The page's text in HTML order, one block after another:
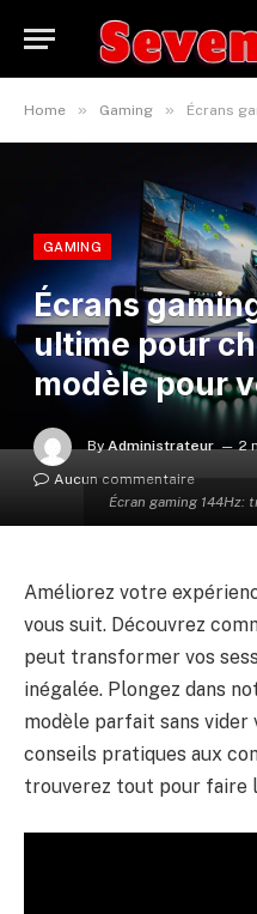
Home » Gaming » Écrans gaming
Écran gaming
GAMING
Écrans
ultime pour
modèle pour
By Administrateur
2
Aucun commentaire
Améliorez votre
vous suit. Découvrez
peut transformer vos
inégalée. Plongez dans
modèle parfait sans
conseils pratiques aux
trouverez tout pour faire